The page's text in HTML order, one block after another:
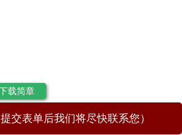
载简章
交表单后我们将尽快联系您）